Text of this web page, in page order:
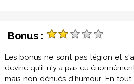
Bonus :
Les bonus ne sont pas légion et
devine qu'il n'y a pas eu
mais non dénués d'humour. En